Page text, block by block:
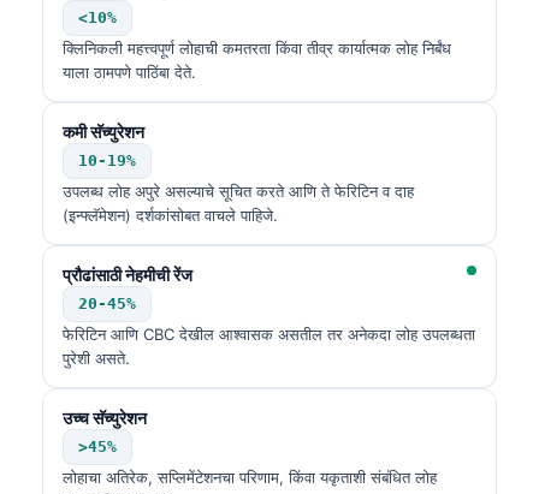
<10%
क्लिनिकली महत्त्वपूर्ण लोहाची कमतरता किंवा तीव्र कार्यात्मक लोह निर्बंध
याला ठामपणे पाठिंबा देते.
कमी सॅच्युरेशन
10-19%
उपलब्ध लोह अपुरे असल्याचे सूचित करते आणि ते फेरिटिन व दाह
(इन्फ्लॅमेशन) दर्शकांसोबत वाचले पाहिजे.
प्रौढांसाठी नेहमीची रेंज
20-45%
फेरिटिन आणि CBC देखील आश्वासक असतील तर अनेकदा लोह उपलब्धता
पुरेशी असते.
उच्च सॅच्युरेशन
>45%
लोहाचा अतिरेक, सप्लिमेंटेशनचा परिणाम, किंवा यकृताशी संबंधित लोह